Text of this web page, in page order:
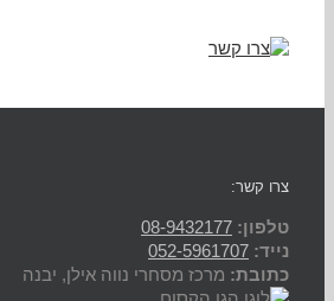
צרו קשר:
טלפון: 08-9432177
נייד: 052-5961707
כתובת: מרכז מסחרי נווה אילן, יבנה